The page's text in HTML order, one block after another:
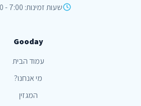
שעות זמינות: 7:00 - 22:00
Gooday
עמוד הבית
מי אנחנו?
המגזין